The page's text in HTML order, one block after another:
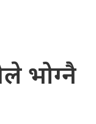
भोग्नै